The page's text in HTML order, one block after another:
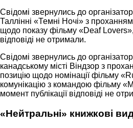
Свідомі звернулись до
Таллінні «Темні Ночі» з
щодо показу фільму «Deaf Lovers»,
відповіді не отримали.
Свідомі звернулись до
канадському місті Віндзор з
позицію щодо номінації фільму
комунікацію з командою фільму
момент публікації відповіді не
«Нейтральні» книжкові